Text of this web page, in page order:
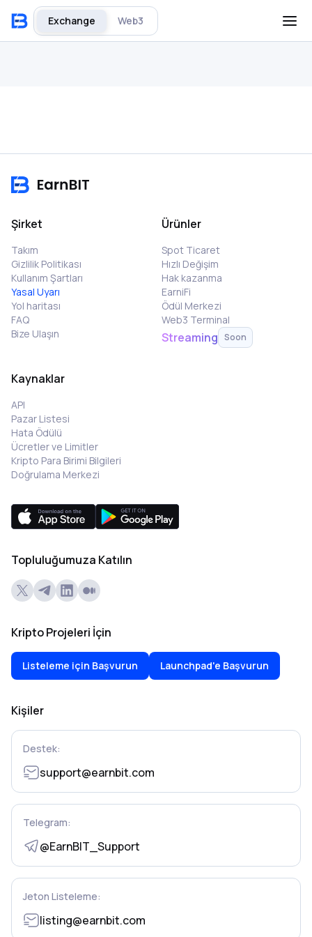
Exchange Web3
Şirket
Takım
Gizlilik Politikası
Kullanım Şartları
Yasal Uyarı
Yol haritası
FAQ
Bize Ulaşın
Ürünler
Spot Ticaret
Hızlı Değişim
Hak kazanma
EarniFi
Ödül Merkezi
Web3 Terminal
Streaming Soon
Kaynaklar
API
Pazar Listesi
Hata Ödülü
Ücretler ve Limitler
Kripto Para Birimi Bilgileri
Doğrulama Merkezi
Topluluğumuza Katılın
Kripto Projeleri İçin
Listeleme için Başvurun Launchpad'e Başvurun
Kişiler
Destek:
support@earnbit.com
Telegram:
@EarnBIT_Support
Jeton Listeleme:
listing@earnbit.com